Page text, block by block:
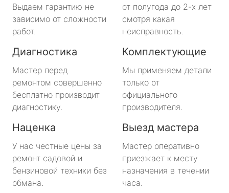
Выдаем гарантию не
зависимо от сложности
работ.
от полугода до 2-х лет
смотря какая
неисправность.
Диагностика
Мастер перед
ремонтом совершенно
бесплатно производит
диагностику.
Комплектующие
Мы применяем детали
только от
официального
производителя.
Наценка
У нас честные цены за
ремонт садовой и
бензиновой техники без
обмана.
Выезд мастера
Мастер оперативно
приезжает к месту
назначения в течении
часа.